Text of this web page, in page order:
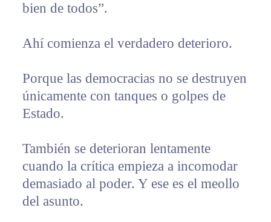
bien de todos”.
Ahí comienza el verdadero deterioro.
Porque las democracias no se destruyen
únicamente con tanques o golpes de
Estado.
También se deterioran lentamente
cuando la crítica empieza a incomodar
demasiado al poder. Y ese es el meollo
del asunto.